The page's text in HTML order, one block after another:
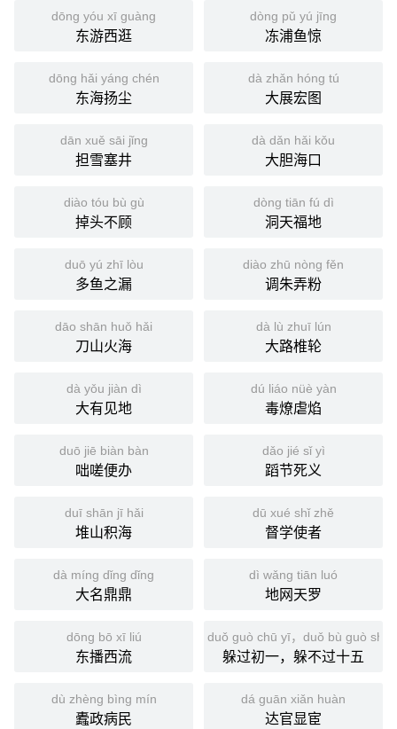
dōng yóu xī guàng
东游西逛
dòng pǔ yú jīng
冻浦鱼惊
dōng hǎi yáng chén
东海扬尘
dà zhǎn hóng tú
大展宏图
dān xuě sāi jǐng
担雪塞井
dà dǎn hǎi kǒu
大胆海口
diào tóu bù gù
掉头不顾
dòng tiān fú dì
洞天福地
duō yú zhī lòu
多鱼之漏
diào zhū nòng fěn
调朱弄粉
dāo shān huǒ hǎi
刀山火海
dà lù zhuī lún
大路椎轮
dà yǒu jiàn dì
大有见地
dú liáo nüè yàn
毒燎虐焰
duō jiē biàn bàn
咄嗟便办
dǎo jié sǐ yì
蹈节死义
duī shān jī hǎi
堆山积海
dū xué shǐ zhě
督学使者
dà míng dǐng dǐng
大名鼎鼎
dì wǎng tiān luó
地网天罗
dōng bō xī liú
东播西流
duǒ guò chū yī，duǒ bù guò shí
躲过初一，躲不过十五
dù zhèng bìng mín
蠹政病民
dá guān xiǎn huàn
达官显宦